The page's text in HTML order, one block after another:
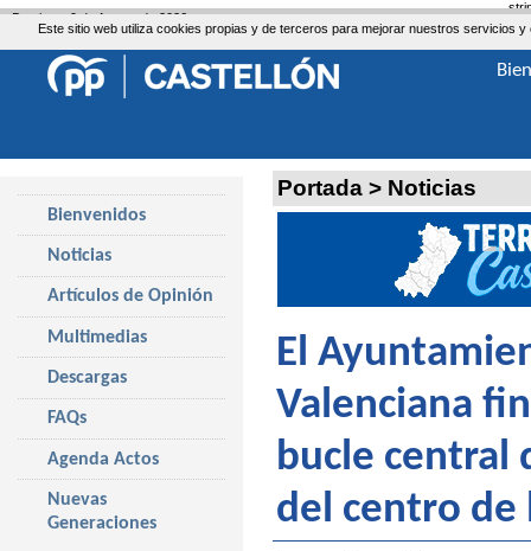
Este sitio web utiliza cookies propias y de terceros para mejorar nuestros servicios
Portada > Noticias
El
Valenciana
bucle central
del centro de
Bienvenidos
Noticias
Artículos de Opinión
Multimedias
Descargas
FAQs
Agenda Actos
Nuevas
Generaciones
Domingo, 9 de Agosto de 2026